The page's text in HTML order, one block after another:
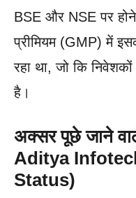
BSE और NSE पर होने
प्रीमियम (GMP) में
रहा था, जो कि
है।
अक्सर पूछे जाने
Aditya
Status)